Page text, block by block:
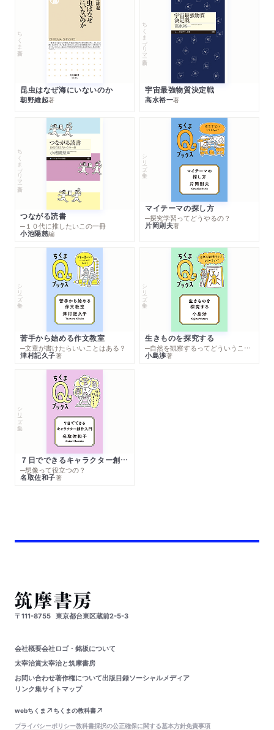
ちくま新書
昆虫はなぜ海にいないのか
朝野維起著
ちくまプリマー新書
宇宙最強物質決定戦
高水裕一著
ちくまプリマー新書
つながる読書
─１０代に推したいこの一冊
小池陽慈編
シリーズ・全集
マイテーマの探し方
─探究学習ってどうやるの？
片岡則夫著
シリーズ・全集
苦手から始める作文教室
─文章が書けたらいいことはある？
津村記久子著
シリーズ・全集
生きものを探究する
─自然を観察するってどういうこと？
小島渉著
シリーズ・全集
７日でできるキャラクター創作入門
─想像って役立つの？
名取佐和子著
〒111-8755 東京都台東区蔵前2-5-3
会社概要会社ロゴ・銘板について
太宰治賞太宰治と筑摩書房
お問い合わせ著作権について出版目録ソーシャルメディア
リンク集サイトマップ
webちくま
ちくまの教科書
プライバシーポリシー教科書採択の公正確保に関する基本方針免責事項